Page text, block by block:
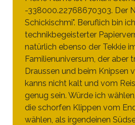
-338000.22768670303. Der
Schickischmi". Beruflich bin ich
technikbegeisterter
natürlich ebenso der Tekkie
Familienuniversum, der aber
Draussen und beim Knipsen
kanns nicht kalt und vom
genug sein. Würde ich
die schorfen Klippen vom
wählen, als irgendeinen